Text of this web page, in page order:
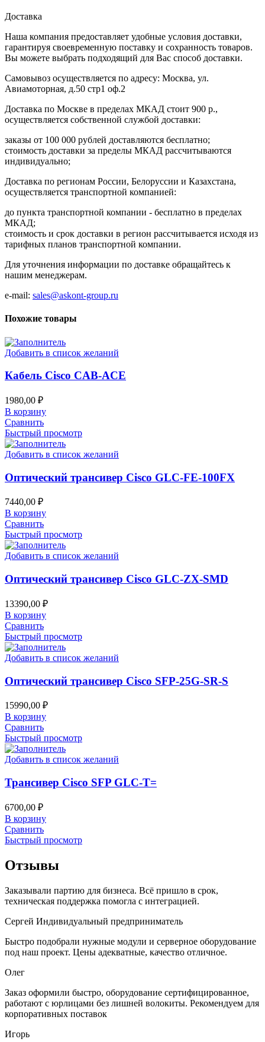
Доставка
Наша компания предоставляет удобные условия доставки,
гарантируя своевременную поставку и сохранность товаров.
Вы можете выбрать подходящий для Вас способ доставки.
Самовывоз осуществляется по адресу: Москва, ул.
Авиамоторная, д.50 стр1 оф.2
Доставка по Москве в пределах МКАД стоит 900 р.,
осуществляется собственной службой доставки:
заказы от 100 000 рублей доставляются бесплатно;
cтоимость доставки за пределы МКАД рассчитываются
индивидуально;
Доставка по регионам России, Белоруссии и Казахстана,
осуществляется транспортной компанией:
до пункта транспортной компании - бесплатно в пределах
МКАД;
стоимость и срок доставки в регион рассчитывается исходя из
тарифных планов транспортной компании.
Для уточнения информации по доставке обращайтесь к
нашим менеджерам.
e-mail: sales@askont-group.ru
Похожие товары
Добавить в список желаний
Кабель Cisco CAB-ACE
1980,00 ₽
В корзину
Сравнить
Быстрый просмотр
Добавить в список желаний
Оптический трансивер Cisco GLC-FE-100FX
7440,00 ₽
В корзину
Сравнить
Быстрый просмотр
Добавить в список желаний
Оптический трансивер Cisco GLC-ZX-SMD
13390,00 ₽
В корзину
Сравнить
Быстрый просмотр
Добавить в список желаний
Оптический трансивер Cisco SFP-25G-SR-S
15990,00 ₽
В корзину
Сравнить
Быстрый просмотр
Добавить в список желаний
Трансивер Cisco SFP GLC-T=
6700,00 ₽
В корзину
Сравнить
Быстрый просмотр
Отзывы
Заказывали партию для бизнеса. Всё пришло в срок,
техническая поддержка помогла с интеграцией.
Сергей Индивидуальный предприниматель
Быстро подобрали нужные модули и серверное оборудование
под наш проект. Цены адекватные, качество отличное.
Олег
Заказ оформили быстро, оборудование сертифицированное,
работают с юрлицами без лишней волокиты. Рекомендуем для
корпоративных поставок
Игорь